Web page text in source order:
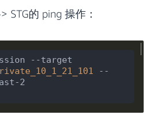
STG的 ping 操作：
--
2